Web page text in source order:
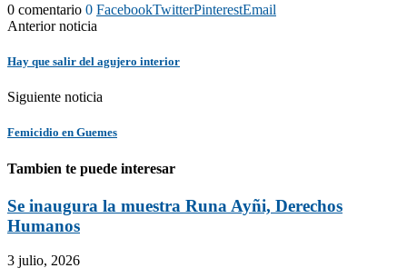
0 comentario 0 FacebookTwitterPinterestEmail
Anterior noticia
Hay que salir del agujero interior
Siguiente noticia
Femicidio en Guemes
Tambien te puede interesar
Se inaugura la muestra Runa Ayñi, Derechos
Humanos
3 julio, 2026